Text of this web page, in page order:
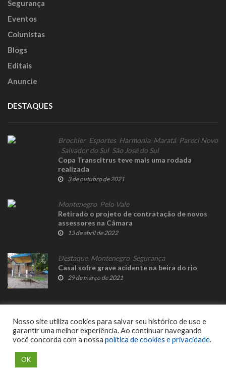
Segurança
Eventos
Colunistas
Blogs
Editais
Anuncie
DESTAQUES
Brochier, Esportes, Harmonia, Maratá, Pareci Novo
Salvador do Sul, São José do Sul
Copa Transcitrus teve mais uma rodada
realizada
3 de outubro de 2021
Montenegro Pelo Vale
Retirado o projeto de contratação de novos
assessores na Câmara
13 de abril de 2022
Destaque, Montenegro Segurança
Casal sofre grave acidente na beira do rio
29 de março de 2021
Nosso site utiliza cookies para salvar seu histórico de uso e
garantir uma melhor experiência. Ao continuar navegando
você concorda com a nossa política de cookies e privacidade.
OK